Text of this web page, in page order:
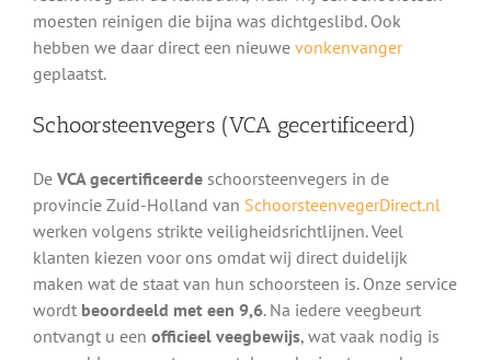
moesten reinigen die bijna was dichtgeslibd. Ook
hebben we daar direct een nieuwe vonkenvanger
geplaatst.
Schoorsteenvegers (VCA gecertificeerd)
De VCA gecertificeerdeschoorsteenvegers in de
provincie Zuid-Holland van SchoorsteenvegerDirect.nl
werken volgens strikte veiligheidsrichtlijnen. Veel
klanten kiezen voor ons omdat wij direct duidelijk
maken wat de staat van hun schoorsteen is. Onze service
wordt beoordeeld met een 9,6. Na iedere veegbeurt
ontvangt u een officieel veegbewijs, wat vaak nodig is